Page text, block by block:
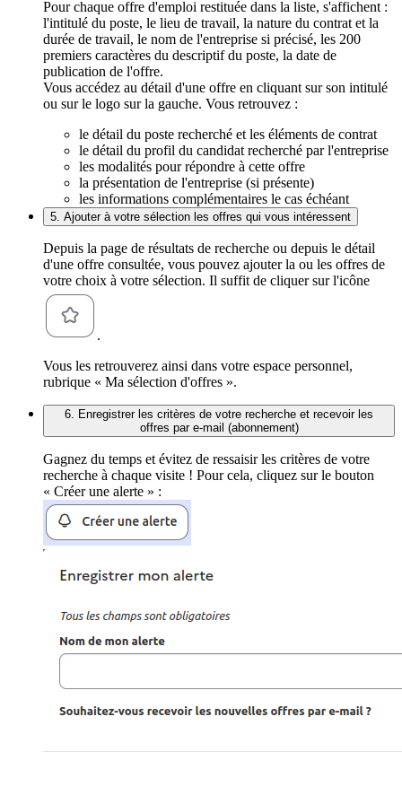
Pour chaque offre d'emploi restituée dans la liste, s'affichent :
l'intitulé du poste, le lieu de travail, la nature du contrat et la
durée de travail, le nom de l'entreprise si précisé, les 200
premiers caractères du descriptif du poste, la date de
publication de l'offre.
Vous accédez au détail d'une offre en cliquant sur son intitulé
ou sur le logo sur la gauche. Vous retrouvez :
le détail du poste recherché et les éléments de contrat
le détail du profil du candidat recherché par l'entreprise
les modalités pour répondre à cette offre
la présentation de l'entreprise (si présente)
les informations complémentaires le cas échéant
5. Ajouter à votre sélection les offres qui vous intéressent
Depuis la page de résultats de recherche ou depuis le détail
d'une offre consultée, vous pouvez ajouter la ou les offres de
votre choix à votre sélection. Il suffit de cliquer sur l'icône
.
Vous les retrouverez ainsi dans votre espace personnel,
rubrique « Ma sélection d'offres ».
6. Enregistrer les critères de votre recherche et recevoir les
offres par e-mail (abonnement)
Gagnez du temps et évitez de ressaisir les critères de votre
recherche à chaque visite ! Pour cela, cliquez sur le bouton
« Créer une alerte » :